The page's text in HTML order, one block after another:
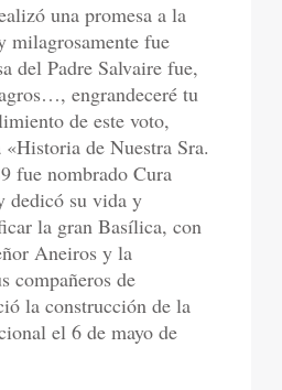
una promesa a la
milagrosamente fue
del Padre Salvaire fue,
engrandeceré tu
de este voto,
de Nuestra Sra.
fue nombrado Cura
dedicó su vida y
la gran Basílica, con
Aneiros y la
compañeros de
la construcción de la
el 6 de mayo de